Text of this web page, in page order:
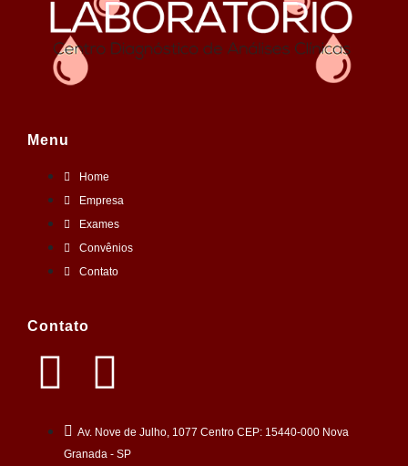
Menu
Home
Empresa
Exames
Convênios
Contato
Contato
Av. Nove de Julho, 1077 Centro CEP: 15440-000 Nova
Granada - SP